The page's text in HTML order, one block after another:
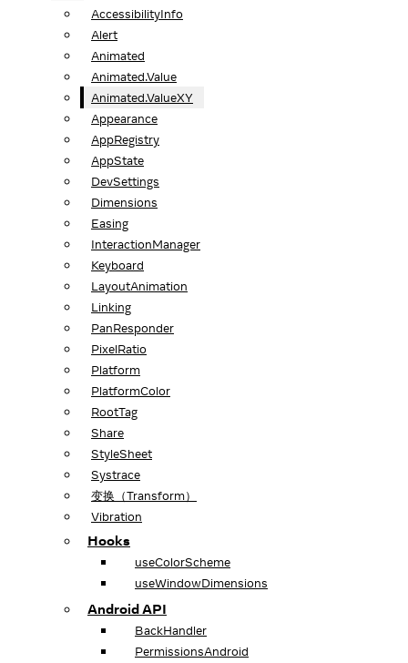
AccessibilityInfo
Alert
Animated
Animated.Value
Animated.ValueXY
Appearance
AppRegistry
AppState
DevSettings
Dimensions
Easing
InteractionManager
Keyboard
LayoutAnimation
Linking
PanResponder
PixelRatio
Platform
PlatformColor
RootTag
Share
StyleSheet
Systrace
变换（Transform）
Vibration
Hooks
useColorScheme
useWindowDimensions
Android API
BackHandler
PermissionsAndroid